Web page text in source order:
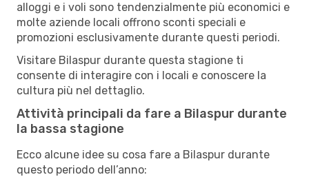
alloggi e i voli sono tendenzialmente più economici e
molte aziende locali offrono sconti speciali e
promozioni esclusivamente durante questi periodi.
Visitare Bilaspur durante questa stagione ti
consente di interagire con i locali e conoscere la
cultura più nel dettaglio.
Attività principali da fare a Bilaspur durante
la bassa stagione
Ecco alcune idee su cosa fare a Bilaspur durante
questo periodo dell’anno: